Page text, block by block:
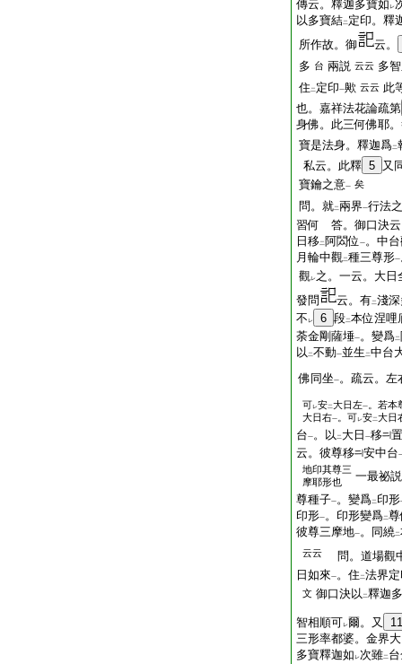
傳云。釋迦多寶如 レ
以多寶結二 定印。釋
所作故。御
云。
多 台 兩説 云云 多
住 二 定印一歟 云云 此
也。嘉祥法花論疏第
身佛。此三何佛耶
寶是法身。釋迦爲二
私云。此釋 5 又
寶鑰之意一 矣
問。就二兩界一行法
習何 答。御口決云
日移二 阿閦位 一。中
月輪中觀二種三尊形一
觀レ之。一云。大日
發問
云。有二淺
不 レ 6 段二本位涅哩
荼金剛薩埵一。變爲二
以 二不動一並生 二中台
佛同坐一。疏云。左
可レ安二大日左一 。若本
大日右一 。可レ安二大日
台一。以 二 大日 一移
云。彼尊移
安中台
地印其尊三
摩耶形也
一最祕
尊種子一。變爲二印形
印形一。印形變爲二
彼尊三摩地一。同繞二
云云
問。道場觀
日如來一。住 二法界
文 御口決以 二釋迦
智相順可レ爾。又
11
三形率都婆。金界
多寶釋迦如 レ次雖二